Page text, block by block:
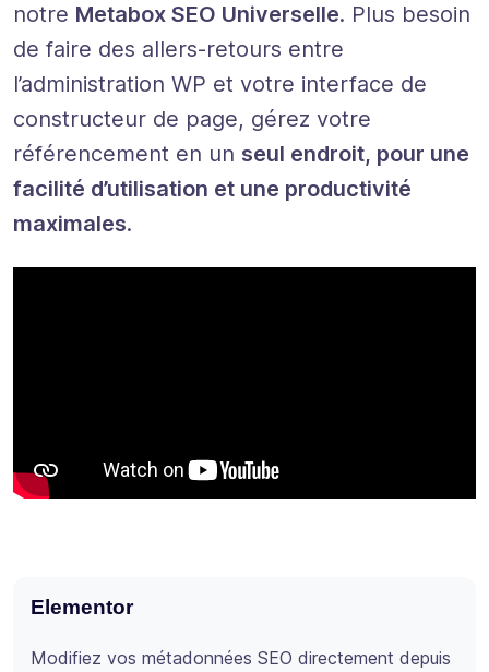
notre Metabox SEO Universelle. Plus besoin
de faire des allers-retours entre
l’administration WP et votre interface de
constructeur de page, gérez votre
référencement en un seul endroit, pour une
facilité d’utilisation et une productivité
maximales.
Elementor
Modifiez vos métadonnées SEO directement depuis